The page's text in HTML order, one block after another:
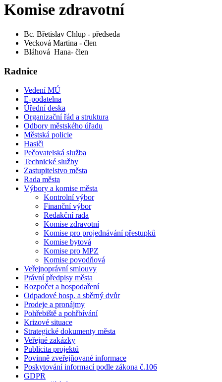
Komise zdravotní
Bc. Břetislav Chlup - předseda
Vecková Martina - člen
Bláhová Hana- člen
Radnice
Vedení MÚ
E-podatelna
Úřední deska
Organizační řád a struktura
Odbory městského úřadu
Městská policie
Hasiči
Pečovatelská služba
Technické služby
Zastupitelstvo města
Rada města
Výbory a komise města
Kontrolní výbor
Finanční výbor
Redakční rada
Komise zdravotní
Komise pro projednávání přestupků
Komise bytová
Komise pro MPZ
Komise povodňová
Veřejnoprávní smlouvy
Právní předpisy města
Rozpočet a hospodaření
Odpadové hosp. a sběrný dvůr
Prodeje a pronájmy
Pohřebiště a pohřbívání
Krizové situace
Strategické dokumenty města
Veřejné zakázky
Publicita projektů
Povinně zveřejňované informace
Poskytování informací podle zákona č.106
GDPR